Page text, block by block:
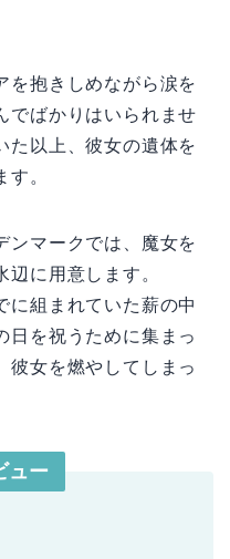
を抱きしめながら涙を
でばかりはいられませ
た以上、彼女の遺体を
。
ンマークでは、魔女を
に用意します。
に組まれていた薪の中
日を祝うために集まっ
彼女を燃やしてしまっ
ュー